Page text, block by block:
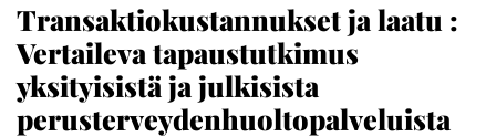
Transaktiokustannukset ja laatu :
Vertaileva tapaustutkimus
yksityisistä ja julkisista
perusterveydenhuoltopalveluista